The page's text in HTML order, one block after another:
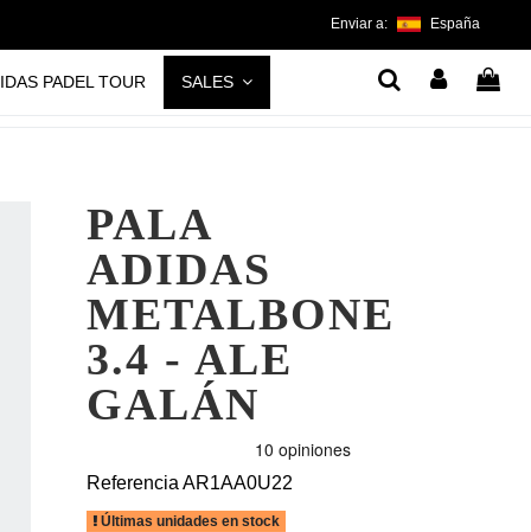
Enviar a: España
PADEL TOUR SALES
PALA
ADIDAS
METALBONE
3.4 - ALE
GALÁN
Referencia AR1AA0U22
Últimas unidades en stock